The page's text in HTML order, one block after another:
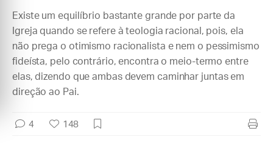
Existe um equilíbrio bastante grande por parte da
Igreja quando se refere à teologia racional, pois, ela
não prega o otimismo racionalista e nem o pessimismo
fideísta, pelo contrário, encontra o meio-termo entre
elas, dizendo que ambas devem caminhar juntas em
direção ao Pai.
4 148